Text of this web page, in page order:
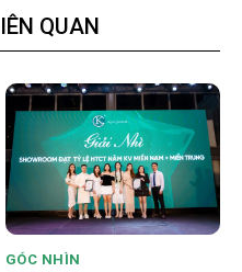
QUAN
GÓC NHÌN